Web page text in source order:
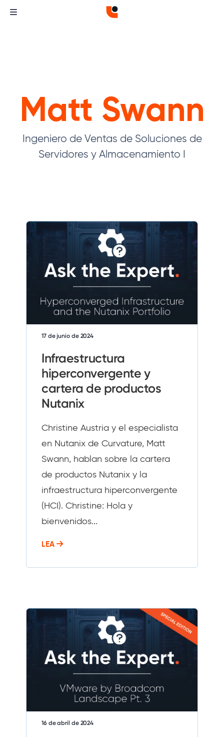
Matt Swann
Ingeniero de Ventas de Soluciones de
Servidores y Almacenamiento I
17 de junio de 2024
Infraestructura
hiperconvergente y
cartera de productos
Nutanix
Christine Austria y el especialista
en Nutanix de Curvature, Matt
Swann, hablan sobre la cartera
de productos Nutanix y la
infraestructura hiperconvergente
(HCI). Christine: Hola y
bienvenidos...
LEA
16 de abril de 2024